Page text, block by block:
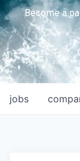
Become a
jobs